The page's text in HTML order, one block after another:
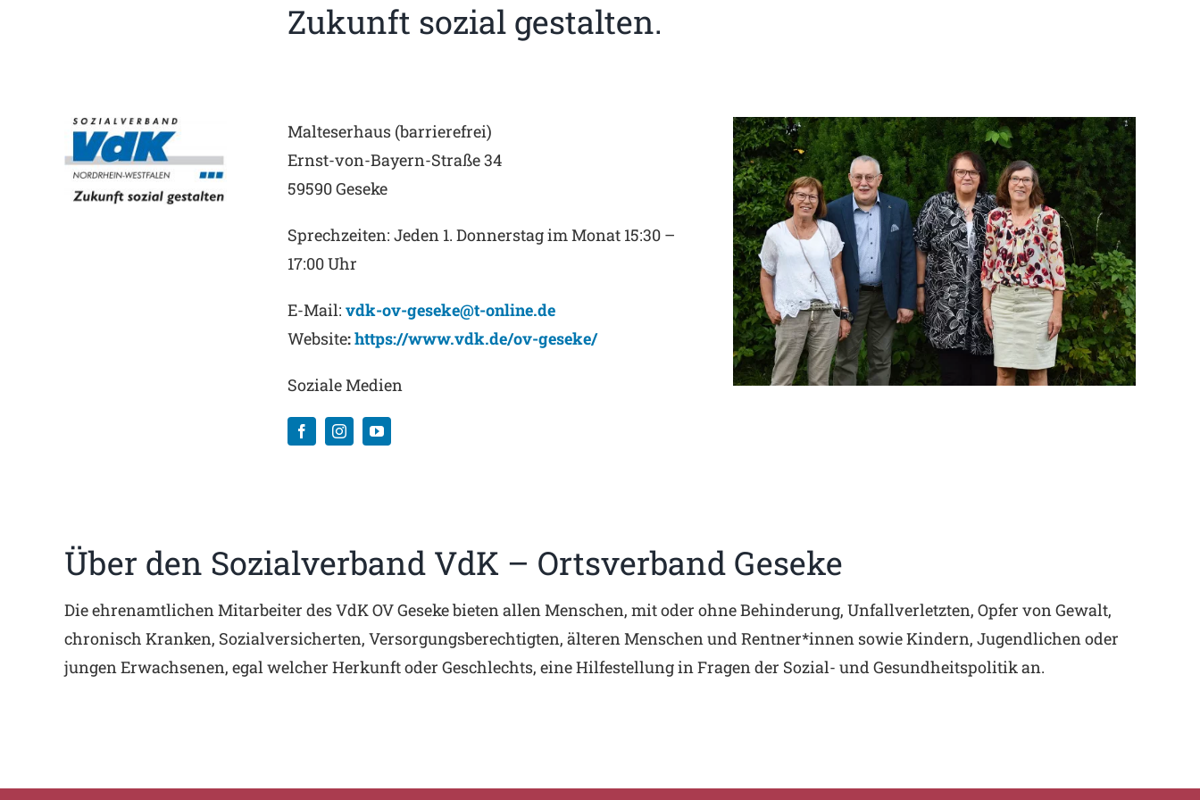
Zukunft sozial gestalten.
Malteserhaus (barrierefrei)
Ernst-von-Bayern-Straße 34
59590 Geseke
Sprechzeiten: Jeden 1. Donnerstag im Monat 15:30 –
17:00 Uhr
E-Mail: vdk-ov-geseke@t-online.de
Website:https://www.vdk.de/ov-geseke/
Soziale Medien
Über den Sozialverband VdK – Ortsverband Geseke
Die ehrenamtlichen Mitarbeiter des VdK OV Geseke bieten allen Menschen, mit oder ohne Behinderung, Unfallverletzten, Opfer von Gewalt,
chronisch Kranken, Sozialversicherten, Versorgungsberechtigten, älteren Menschen und Rentner*innen sowie Kindern, Jugendlichen oder
jungen Erwachsenen, egal welcher Herkunft oder Geschlechts, eine Hilfestellung in Fragen der Sozial- und Gesundheitspolitik an.